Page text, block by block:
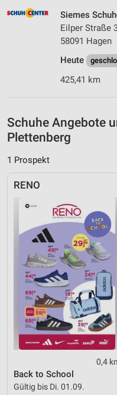
Siemes
Eilper Straße
58091 Hagen
Heute
425,41 km
Schuhe Angebote
Plettenberg
1 Prospekt
RENO
0,4
Back to School
Gültig bis Di. 01.09.
Geräte anhand von aktiv
Informationen
Nicht-IAB-Verarbeitungszwecke:
Werbung